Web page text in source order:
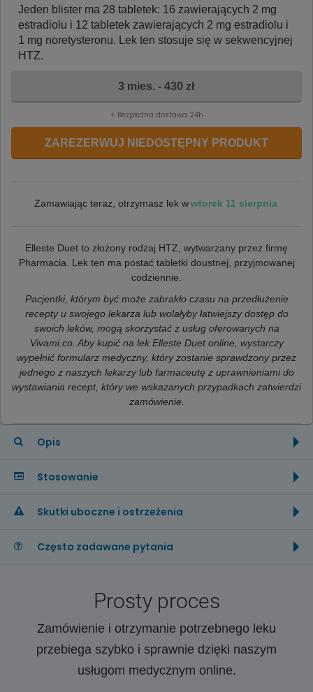
Jeden blister ma 28 tabletek: 16 zawierających 2 mg
estradiolu i 12 tabletek zawierających 2 mg estradiolu i
1 mg noretysteronu. Lek ten stosuje się w sekwencyjnej
HTZ.
3 mies. - 430 zł
+ Bezpłatna dostawa 24h
ZAREZERWUJ NIEDOSTĘPNY PRODUKT
Zamawiając teraz, otrzymasz lek w wtorek 11 sierpnia
Elleste Duet to złożony rodzaj HTZ, wytwarzany przez firmę
Pharmacia. Lek ten ma postać tabletki doustnej, przyjmowanej
codziennie.
Pacjentki, którym być może zabrakło czasu na przedłużenie
recepty u swojego lekarza lub wolałyby łatwiejszy dostęp do
swoich leków, mogą skorzystać z usług oferowanych na
Vivami.co. Aby kupić na lek Elleste Duet online, wystarczy
wypełnić formularz medyczny, który zostanie sprawdzony przez
jednego z naszych lekarzy lub farmaceutę z uprawnieniami do
wystawiania recept, który we wskazanych przypadkach zatwierdzi
zamówienie.
Opis
Stosowanie
Skutki uboczne i ostrzeżenia
Często zadawane pytania
Prosty proces
Zamówienie i otrzymanie potrzebnego leku
przebiega szybko i sprawnie dzięki naszym
usługom medycznym online.